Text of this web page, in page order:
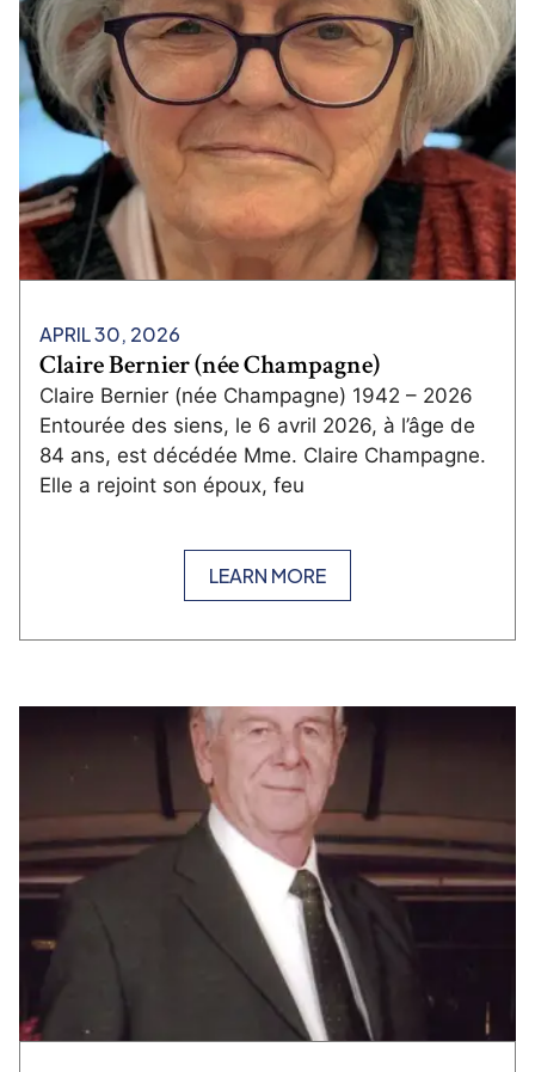
APRIL 30, 2026
Claire Bernier (née Champagne)
Claire Bernier (née Champagne) 1942 – 2026
Entourée des siens, le 6 avril 2026, à l’âge de
84 ans, est décédée Mme. Claire Champagne.
Elle a rejoint son époux, feu
LEARN MORE